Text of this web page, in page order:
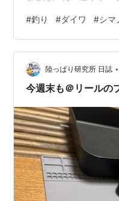
に抗議はお止めくださ
は巻き心地が軽く そし
すよね。 ダイワは軽く
が。 どちらも世界に誇
違いないので どっちを
#釣り #ダイワ #シマ
陸っぱり研究所 日誌 •
今週末も＠リールの